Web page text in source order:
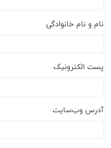
نام و نام خانوادگی
پست الکترونیک
آدرس وب‌سایت